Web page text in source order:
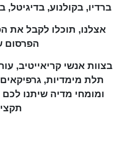
ברדיו, בקולנוע, בדיגיטל,
אצלנו, תוכלו לקבל את
הפרסום
בצוות אנשי קריאייטיב,
תלת מימדיות,
ומומחי מדיה שיתנו